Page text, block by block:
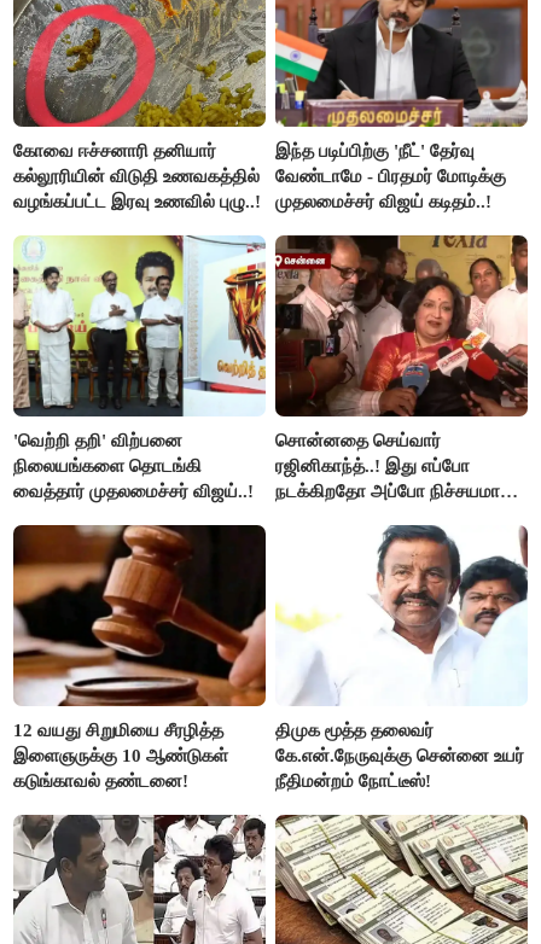
கோவை ஈச்சனாரி தனியார்
கல்லூரியின் விடுதி உணவகத்தில்
வழங்கப்பட்ட இரவு உணவில் புழு..!
இந்த படிப்பிற்கு 'நீட்' தேர்வு
வேண்டாமே - பிரதமர் மோடிக்கு
முதலமைச்சர் விஜய் கடிதம்..!
'வெற்றி தறி' விற்பனை
நிலையங்களை தொடங்கி
வைத்தார் முதலமைச்சர் விஜய்..!
சொன்னதை செய்வார்
ரஜினிகாந்த்..! இது எப்போ
நடக்கிறதோ அப்போ நிச்சயமாக
ரஜினிகாந்த்..!
12 வயது சிறுமியை சீரழித்த
இளைஞருக்கு 10 ஆண்டுகள்
கடுங்காவல் தண்டனை!
திமுக மூத்த தலைவர்
கே.என்.நேருவுக்கு சென்னை உயர்
நீதிமன்றம் நோட்டீஸ்!